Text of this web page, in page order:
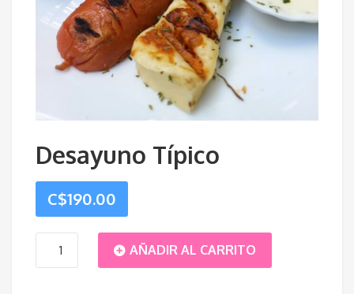
Desayuno Típico
C$190.00
Desayuno AÑADIR AL CARRITO